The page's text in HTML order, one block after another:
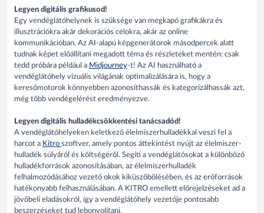
Legyen digitális grafikusod!
Egy vendéglátóhelynek is szüksége van megkapó grafikákra és
illusztrációkra akár dekorációs célokra, akár az online
kommunikációban. Az AI-alapú képgenerátorok másodpercek alatt
tudnak képet előállítani megadott téma és részleteket mentén: csak
tedd próbára például a Midjourney-t! Az AI használható a
vendéglátóhely vizuális világának optimalizálására is, hogy a
keresőmotorok könnyebben azonosíthassák és kategorizálhassák azt,
még több vendégelérést eredményezve.
Legyen digitális hulladékcsökkentési tanácsadód!
A vendéglátóhelyeken keletkező élelmiszerhulladékkal veszi fel a
harcot a Kitro szoftver, amely pontos áttekintést nyújt az élelmiszer-
hulladék súlyáról és költségéről. Segíti a vendéglátósokat a különböző
hulladékforrások azonosításában, az élelmiszerhulladék
felhalmozódásához vezető okok kiküszöbölésében, és az erőforrások
hatékonyabb felhasználásában. A KITRO emellett előrejelzéseket ad a
jövőbeli eladásokról, így a vendéglátóhely vezetője pontosabb
beszerzéseket tud lebonyolítani.